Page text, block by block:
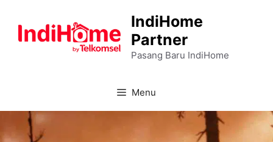
IndiHome
Partner
Pasang Baru IndiHome
Menu